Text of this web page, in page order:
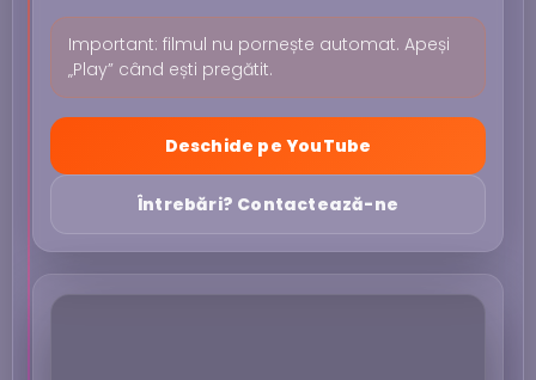
Important: filmul nu pornește automat. Apeși
„Play” când ești pregătit.
Deschide pe YouTube
Întrebări? Contactează-ne